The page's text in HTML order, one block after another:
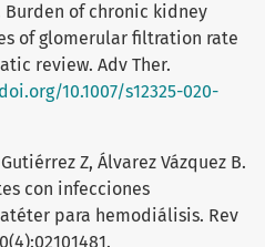
Burden of chronic kidney
of glomerular filtration rate
review. Adv Ther.
10.1007/s12325-020-
Z, Álvarez Vázquez B.
con infecciones
para hemodiálisis. Rev